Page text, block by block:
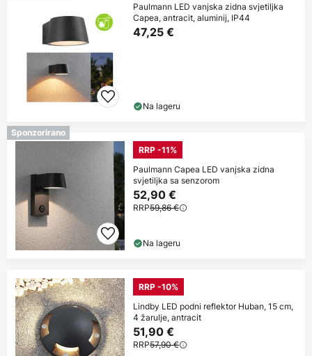
Paulmann LED vanjska zidna svjetiljka
Capea, antracit, aluminij, IP44
47,25 €
Na lageru
Sponzorirano
RRP -11%
Paulmann Capea LED vanjska zidna
svjetiljka sa senzorom
52,90 €
RRP59,86 €
Na lageru
RRP -10%
Lindby LED podni reflektor Huban, 15 cm,
4 žarulje, antracit
51,90 €
RRP57,90 €